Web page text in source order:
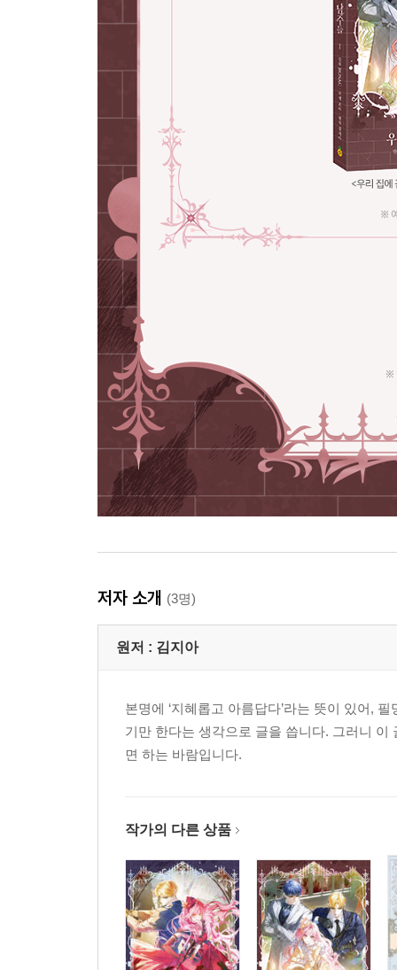
저자 소개 (3명)
원저 : 김지아
본명에 ‘지혜롭고 아름답다’라는 뜻이 있어,
기만 한다는 생각으로 글을 씁니다. 그러니
면 하는 바람입니다.
작가의 다른 상품